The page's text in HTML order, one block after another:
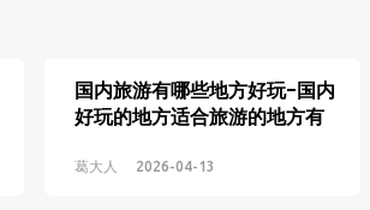
国内旅游有哪些地方好玩-国内
好玩的地方适合旅游的地方有
葛大人 2026-04-13